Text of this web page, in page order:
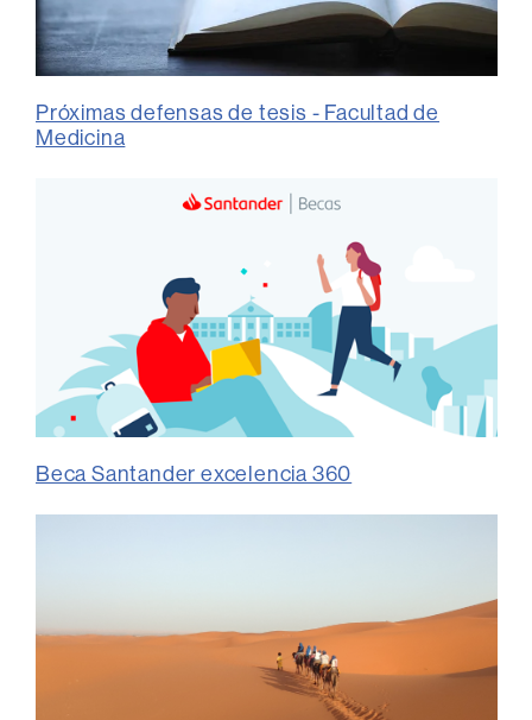
Próximas defensas de tesis - Facultad de
Medicina
Beca Santander excelencia 360